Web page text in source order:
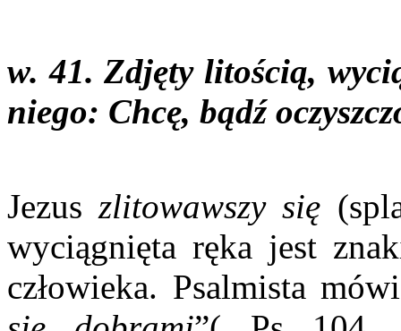
w. 41. Zdjęty litością,
niego: Chcę, bądź
Jezuszlitowawszy się
wyciągnięta ręka jest
człowieka. Psalmista